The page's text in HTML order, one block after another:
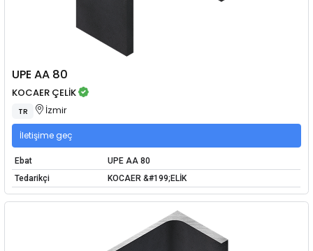
UPE AA 80
KOCAER ÇELİK
TR İzmir
İletişime geç
Ebat
UPE AA 80
Tedarikçi
KOCAER &#199;ELİK